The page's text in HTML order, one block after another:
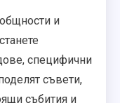
и
специфични
съвети,
събития и